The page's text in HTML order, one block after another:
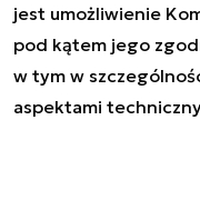
jest umożliwienie
pod kątem jego
w tym w
aspektami